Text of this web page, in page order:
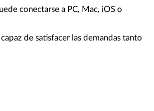
conectarse a PC, Mac, iOS o
de satisfacer las demandas tanto